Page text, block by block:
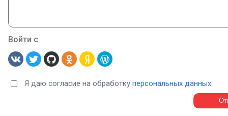
Войти с
Я даю согласие на обработку персональных данных